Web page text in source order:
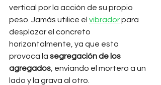
vertical por la acción de su propio
peso. Jamás utilice el vibrador para
desplazar el concreto
horizontalmente, ya que esto
provoca la segregación de los
agregados , enviando el mortero a un
lado y la grava al otro.